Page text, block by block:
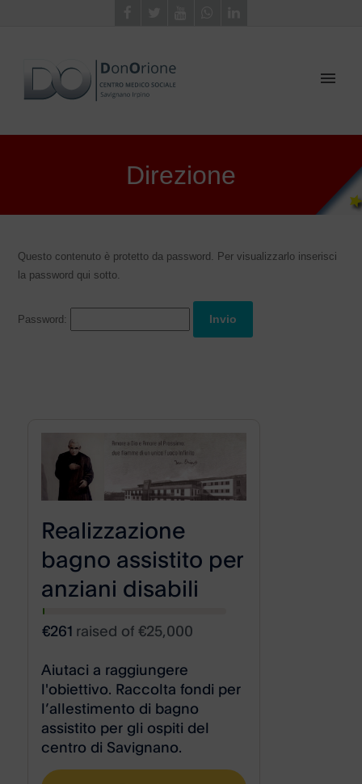
Direzione
Questo contenuto è protetto da password. Per visualizzarlo inserisci
la password qui sotto.
Password: